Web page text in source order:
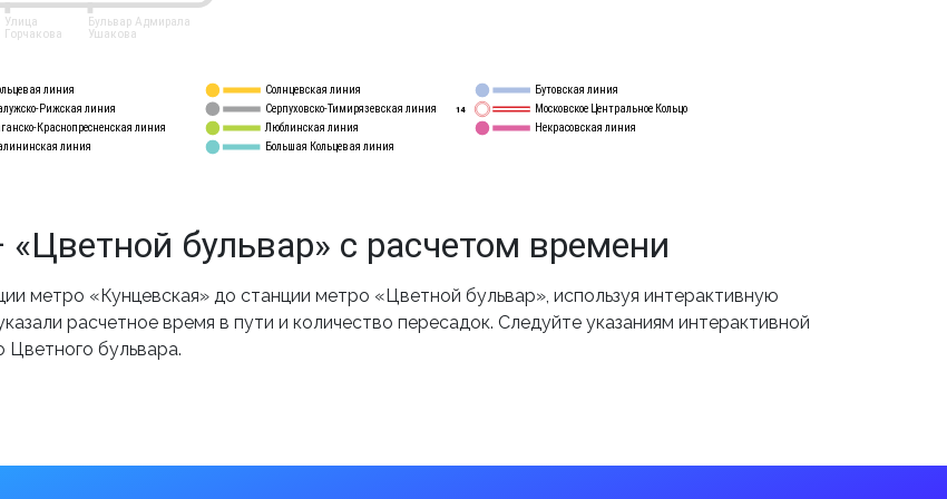
линия
Рижская линия
Краснопресненская линия
линия
Солнцевская линия
Серпуховско-Тимирязевская линия
Люблинская линия
Бутовская линия
Московское Центральное Кольцо
Большая Кольцевая линия
Некрасовская линия
14
Бульвар Адмирала
Ушакова
Улица
Горчакова
бульвар» с расчетом времени
метро «Кунцевская» до станции метро «Цветной бульвар», используя интерактивную
расчетное время в пути и количество пересадок. Следуйте указаниям интерактивной
Цветного бульвара.